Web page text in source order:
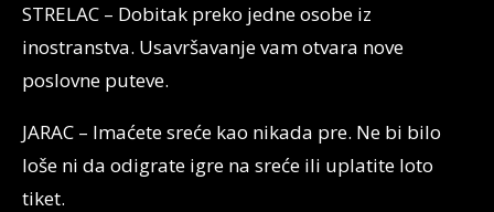
STRELAC – Dobitak preko jedne osobe iz
inostranstva. Usavršavanje vam otvara nove
poslovne puteve.
JARAC – Imaćete sreće kao nikada pre. Ne bi bilo
loše ni da odigrate igre na sreće ili uplatite loto
tiket.